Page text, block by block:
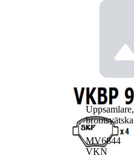
Uppsamlare,
bromsvätska
MV6844
VKN